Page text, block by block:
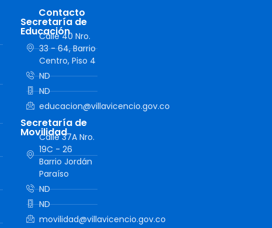
Contacto
Secretaría de
Educación
Calle 40 Nro.
33 - 64, Barrio
Centro, Piso 4
ND
ND
educacion@villavicencio.gov.co
Secretaría de
Movilidad
Calle 37A Nro.
19C - 26
Barrio Jordán
Paraíso
ND
ND
movilidad@villavicencio.gov.co